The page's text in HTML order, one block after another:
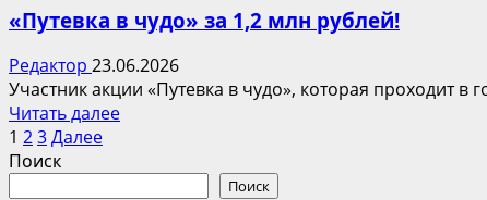
Лавинии
Росси
в
«Под
усами»
«Путевка в чудо» за 1,2 млн рублей!
Редактор 23.06.2026
Участник акции «Путевка в чудо», которая проходит в
Читать далееПрочитать
Пагинация
записей
1 23Далее
Поиск
Поиск